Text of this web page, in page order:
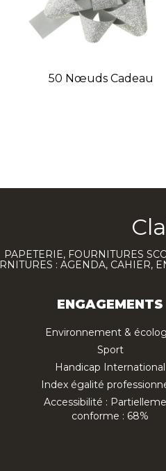
50 Nœuds Cadeau
PAPETERIE, FOURNITURES
: AGENDA, CAHIER,
ENGAGEMENTS
Environnement &
Sport
Handicap International
Index égalité
Accessibilité :
conforme : 68%